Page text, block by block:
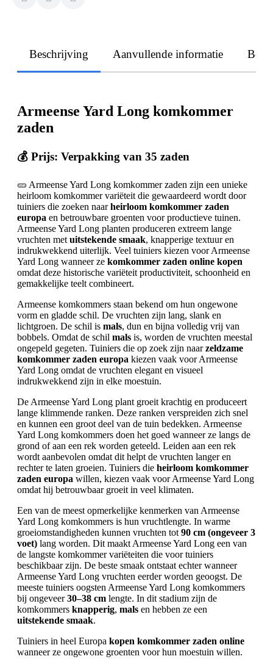
Beschrijving Aanvullende informatie
Armeense Yard Long komkommer
zaden
💰 Prijs: Verpakking van 35 zaden
🥒 Armeense Yard Long komkommer zaden zijn een unieke
heirloom komkommer variëteit die gewaardeerd wordt door
tuiniers die zoeken naarheirloom komkommer zaden
europa en betrouwbare groenten voor productieve tuinen.
Armeense Yard Long planten produceren extreem lange
vruchten met uitstekende smaak, knapperige textuur en
indrukwekkend uiterlijk. Veel tuiniers kiezen voor Armeense
Yard Long wanneer ze komkommer zaden online kopen
omdat deze historische variëteit productiviteit, schoonheid en
gemakkelijke teelt combineert.
Armeense komkommers staan bekend om hun ongewone
vorm en gladde schil. De vruchten zijn lang, slank en
lichtgroen. De schil is mals, dun en bijna volledig vrij van
bobbels. Omdat de schil mals is, worden de vruchten meestal
ongepeld gegeten. Tuiniers die op zoek zijn naarzeldzame
komkommer zaden europa kiezen vaak voor Armeense
Yard Long omdat de vruchten elegant en visueel
indrukwekkend zijn in elke moestuin.
De Armeense Yard Long plant groeit krachtig en produceert
lange klimmende ranken. Deze ranken verspreiden zich snel
en kunnen een groot deel van de tuin bedekken. Armeense
Yard Long komkommers doen het goed wanneer ze langs de
grond of aan een rek worden geteeld. Leiden aan een rek
wordt aanbevolen omdat dit helpt de vruchten langer en
rechter te laten groeien. Tuiniers die heirloom komkommer
zaden europa willen, kiezen vaak voor Armeense Yard Long
omdat hij betrouwbaar groeit in veel klimaten.
Een van de meest opmerkelijke kenmerken van Armeense
Yard Long komkommers is hun vruchtlengte. In warme
groeiomstandigheden kunnen vruchten tot 90 cm (ongeveer 3
voet) lang worden. Dit maakt Armeense Yard Long een van
de langste komkommer variëteiten die voor tuiniers
beschikbaar zijn. De beste smaak ontstaat echter wanneer
Armeense Yard Long vruchten eerder worden geoogst. De
meeste tuiniers oogsten Armeense Yard Long komkommers
bij ongeveer30–38 cm lengte. In dit stadium zijn de
komkommers knapperig, mals en hebben ze een
uitstekende smaak.
Tuiniers in heel Europa kopen komkommer zaden online
wanneer ze ongewone groenten voor hun moestuin willen.